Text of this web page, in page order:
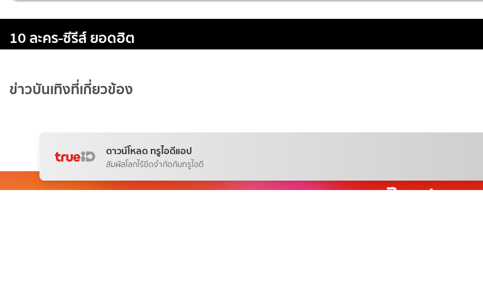
10 ละคร-ซีรีส์ ยอดฮิต
ข่าวบันเทิงที่เกี่ยวข้อง
ดาวน์โหลด ทรูไอดีแอป
สัมผัสโลกไร้ขีดจำกัดกับทรูไอดี